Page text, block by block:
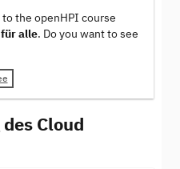
the openHPI course
alle. Do you want to see
Cloud